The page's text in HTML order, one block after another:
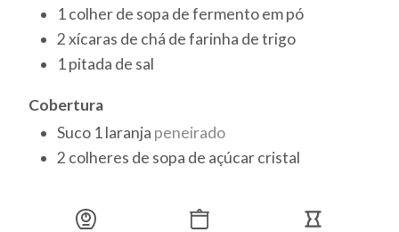
1colher de sopa de fermento em pó
2 xícaras de chá de farinha de trigo
1pitada de sal
Cobertura
Suco 1 laranja peneirado
2 colheres de sopa de açúcar cristal